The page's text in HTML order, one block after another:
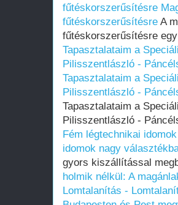
fűtéskorszerűsítésre
fűtéskorszerűsítésre A
fűtéskorszerűsítésre
Tapasztalataim a
Pilisszentlászló -
Tapasztalataim a
Pilisszentlászló -
Tapasztalataim a
Pilisszentlászló -
Fém légtechnikai
idomok nagy
gyors kiszállítással
holmik nélkül: A
Lomtalanítás -